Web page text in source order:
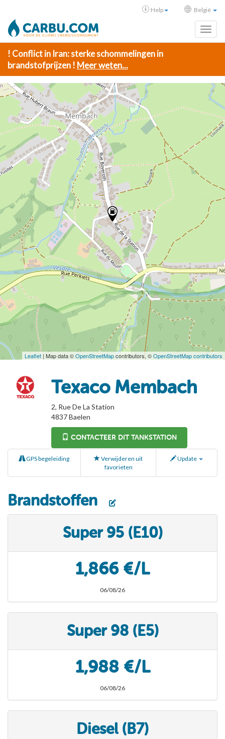
Help België
! Conflict in Iran: sterke schommelingen in
brandstofprijzen ! Meer weten...
Leaflet | Map data ©OpenStreetMapcontributors, ©OpenStreetMap contributors
Texaco Membach
2, Rue De La Station
4837Baelen
CONTACTEER DIT TANKSTATION
GPS begeleiding
Verwijderen uit
favorieten
Update
Brandstoffen
Super 95 (E10)
1,866 €/L
06/08/26
Super 98 (E5)
1,988 €/L
06/08/26
Diesel (B7)